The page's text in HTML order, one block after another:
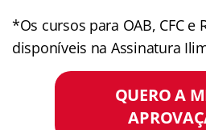
*Os cursos para OAB, CFC e
disponíveis na Assinatura
QUERO A